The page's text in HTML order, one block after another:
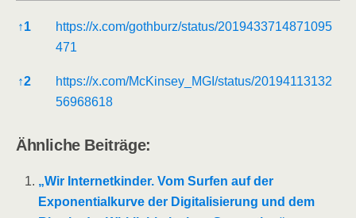
References
↑1
https://x.com/gothburz/status/2019433714871095
471
↑2
https://x.com/McKinsey_MGI/status/20194113132
56968618
Ähnliche Beiträge:
„Wir Internetkinder. Vom Surfen auf der
Exponentialkurve der Digitalisierung und dem